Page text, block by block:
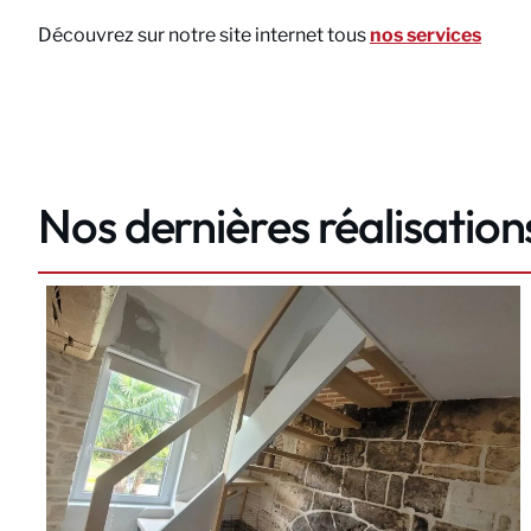
Découvrez sur notre site internet tousnos services
Nos dernières